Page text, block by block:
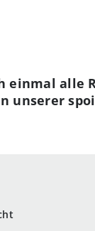
einmal
unserer